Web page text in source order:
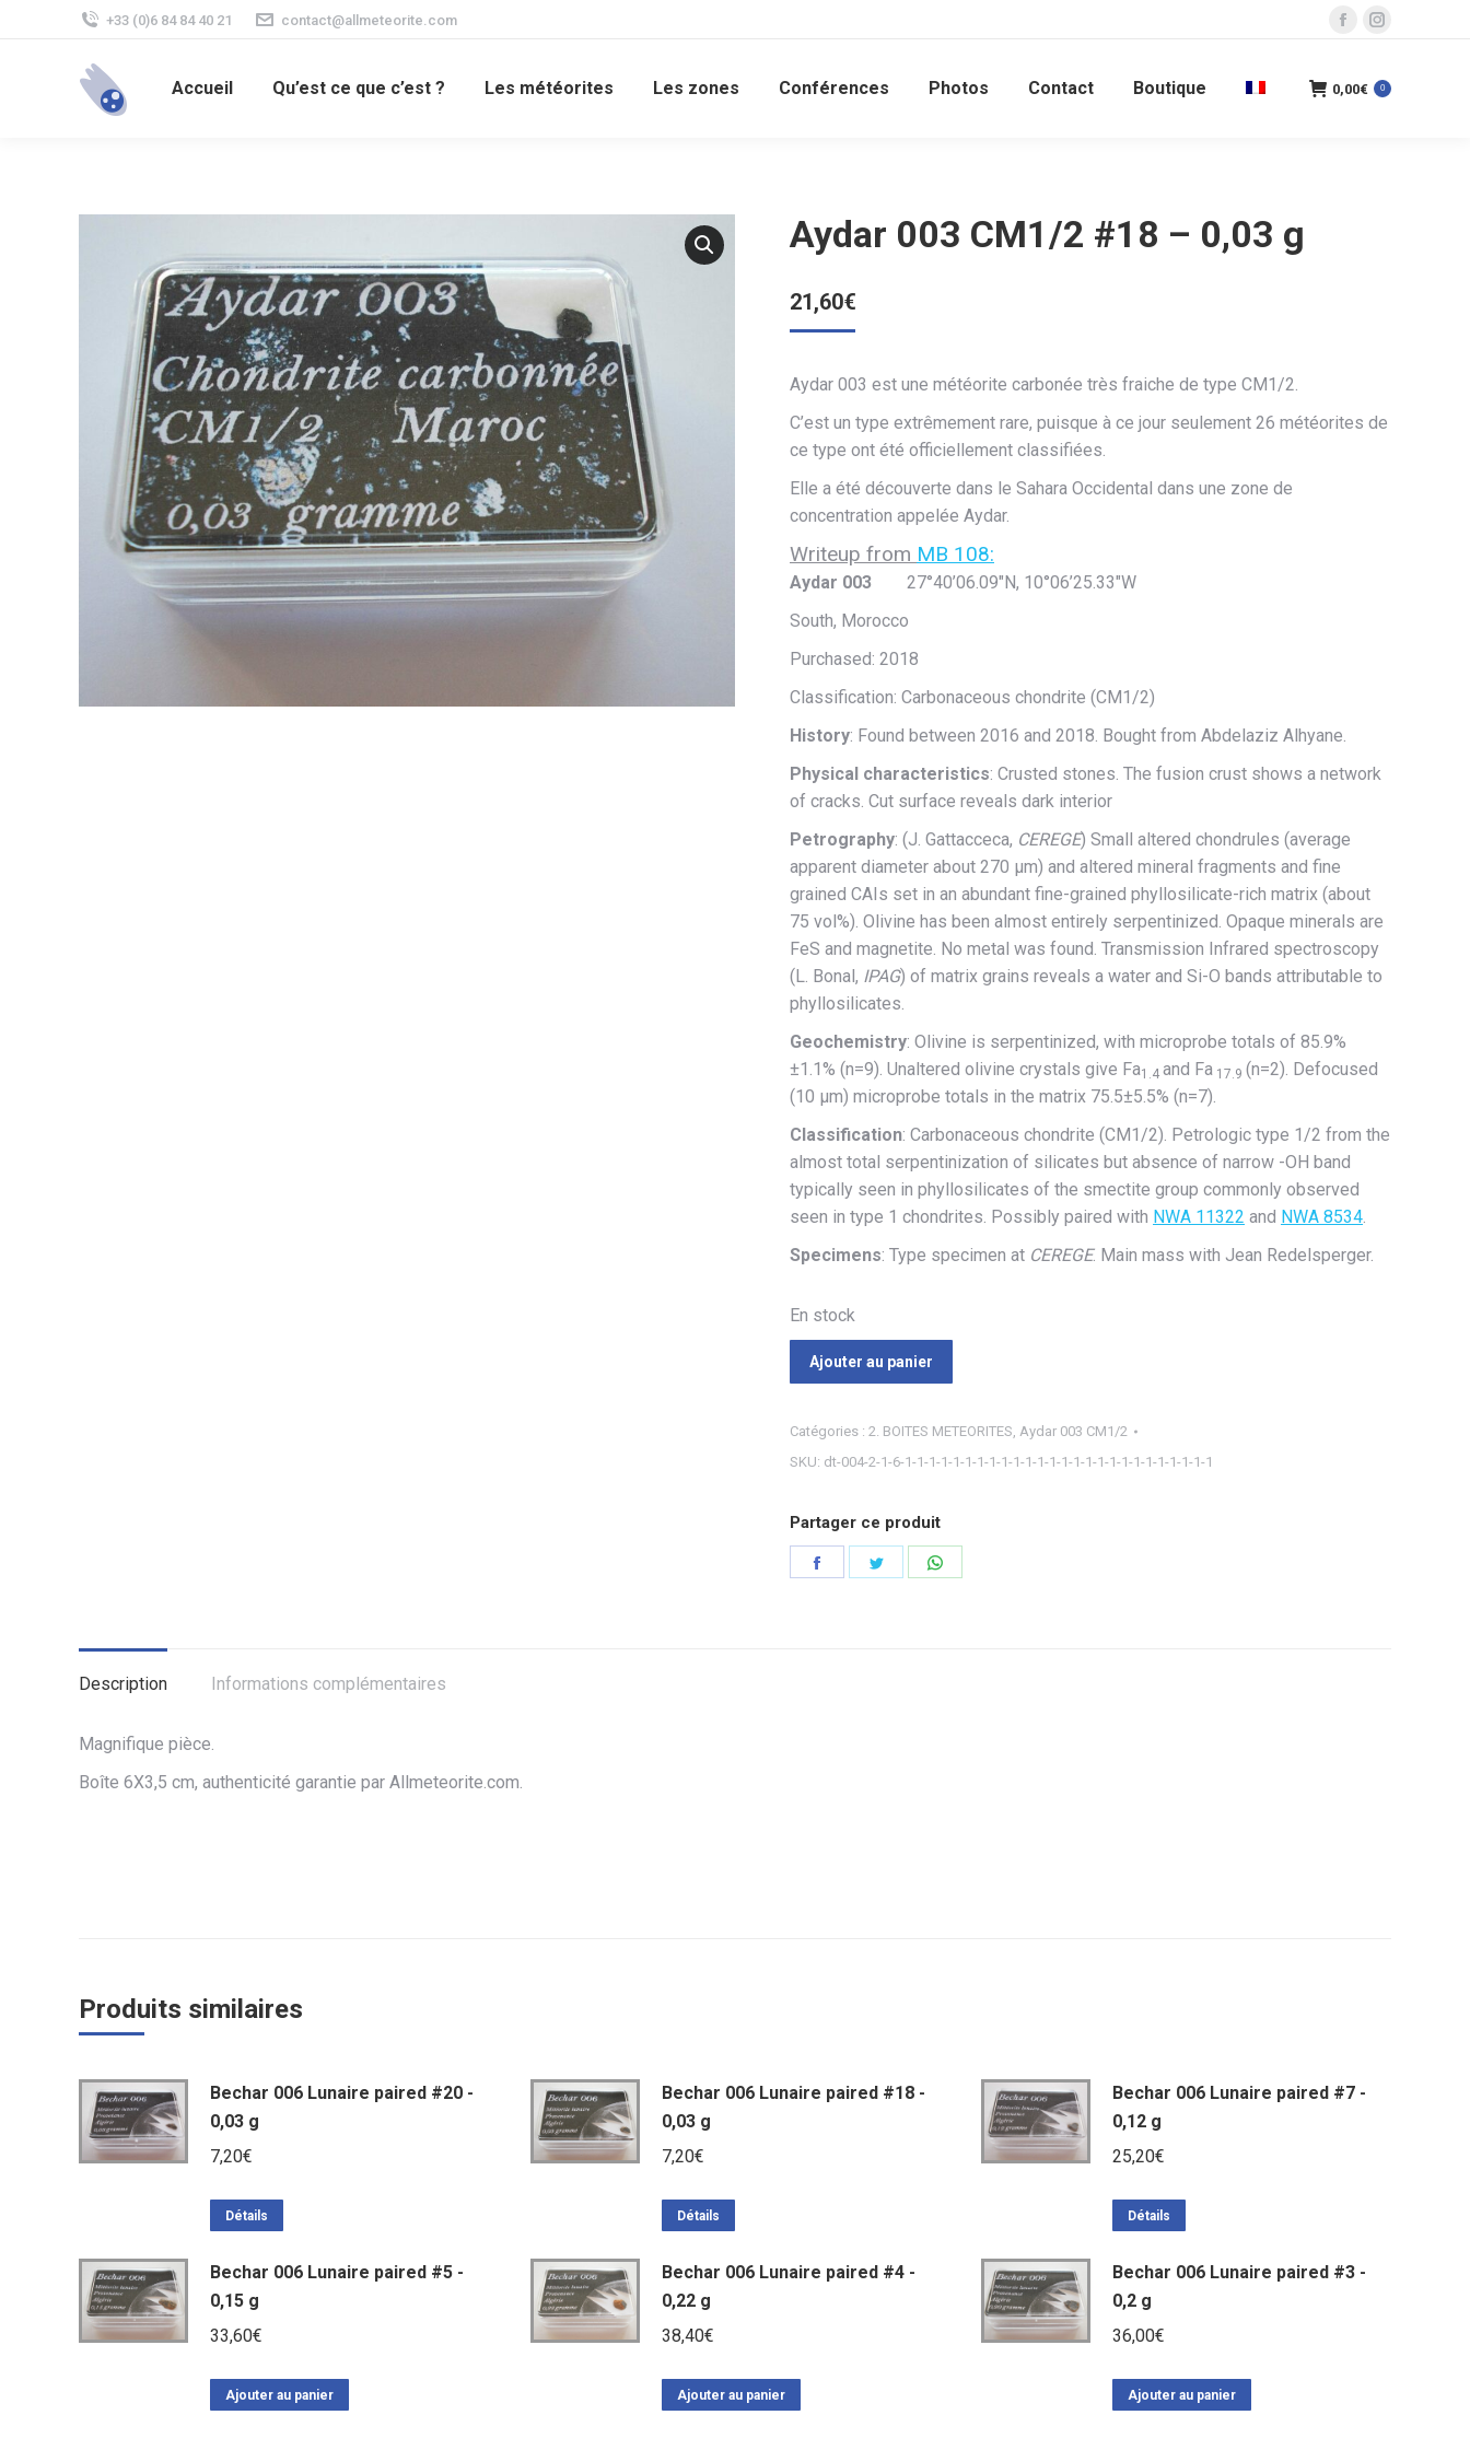
+33 (0)6 84 84 40 21 contact@allmeteorite.com
La
Facebook
La
Instagram
Accueil Qu’est ce que c’est ? Les météorites Les zones Conférences Photos Contact Boutique 0,00€ 0
Aydar 003 CM1/2 #18 – 0,03 g
21,60€
Aydar 003 est une météorite carbonée très fraiche de type CM1/2.
C’est un type extrêmement rare, puisque à ce jour seulement 26 météorites de
ce type ont été officiellement classifiées.
Elle a été découverte dans le Sahara Occidental dans une zone de
concentration appelée Aydar.
Writeup from MB 108:
Aydar 003 27°40’06.09″N, 10°06’25.33″W
South, Morocco
Purchased: 2018
Classification: Carbonaceous chondrite (CM1/2)
History: Found between 2016 and 2018. Bought from Abdelaziz Alhyane.
Physical characteristics: Crusted stones. The fusion crust shows a network
of cracks. Cut surface reveals dark interior
Petrography: (J. Gattacceca, CEREGE) Small altered chondrules (average
apparent diameter about 270 µm) and altered mineral fragments and fine
grained CAIs set in an abundant fine-grained phyllosilicate-rich matrix (about
75 vol%). Olivine has been almost entirely serpentinized. Opaque minerals are
FeS and magnetite. No metal was found. Transmission Infrared spectroscopy
(L. Bonal, IPAG) of matrix grains reveals a water and Si-O bands attributable to
phyllosilicates.
Geochemistry: Olivine is serpentinized, with microprobe totals of 85.9%
±1.1% (n=9). Unaltered olivine crystals give Fa1.4 and Fa 17.9 (n=2). Defocused
(10 µm) microprobe totals in the matrix 75.5±5.5% (n=7).
Classification: Carbonaceous chondrite (CM1/2). Petrologic type 1/2 from the
almost total serpentinization of silicates but absence of narrow -OH band
typically seen in phyllosilicates of the smectite group commonly observed
seen in type 1 chondrites. Possibly paired with NWA 11322 and NWA 8534.
Specimens: Type specimen at CEREGE. Main mass with Jean Redelsperger.
En stock
Ajouter au panier
Catégories : 2. BOITES METEORITES, Aydar 003 CM1/2
SKU: dt-004-2-1-6-1-1-1-1-1-1-1-1-1-1-1-1-1-1-1-1-1-1-1-1-1-1-1-1-1-1
Partager ce produit
Partager Partager
Description Informations complémentaires
Magnifique pièce.
Boîte 6X3,5 cm, authenticité garantie par Allmeteorite.com.
Produits similaires
Bechar 006 Lunaire paired #20 -
0,03 g
7,20€
Détails
Bechar 006 Lunaire paired #18 -
0,03 g
7,20€
Détails
Bechar 006 Lunaire paired #7 -
0,12 g
25,20€
Détails
Bechar 006 Lunaire paired #5 -
0,15 g
33,60€
Ajouter au panier
Bechar 006 Lunaire paired #4 -
0,22 g
38,40€
Ajouter au panier
Bechar 006 Lunaire paired #3 -
0,2 g
36,00€
Ajouter au panier